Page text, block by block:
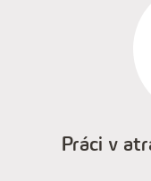
Práci v